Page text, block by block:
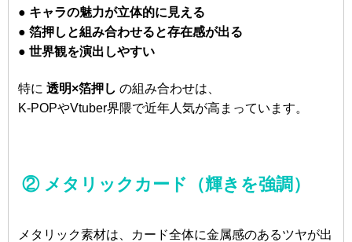
● キャラの魅力が立体的に見える
● 箔押しと組み合わせると存在感が出る
● 世界観を演出しやすい
特に 透明×箔押し の組み合わせは、
K-POPやVtuber界隈で近年人気が高まっています。
② メタリックカード（輝きを強調）
メタリック素材は、カード全体に金属感のあるツヤが出